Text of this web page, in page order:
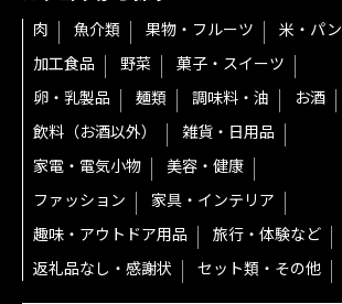
肉 魚介類 果物・フルーツ
米・パン
加工食品
野菜
菓子・スイーツ
卵・乳製品
麺類 調味料・油
お酒
飲料（お酒以外）
雑貨・日用品
家電・電気小物
美容・健康
ファッション
家具・インテリア
趣味・アウトドア用品
旅行・体験など
返礼品なし・感謝状
セット類・その他